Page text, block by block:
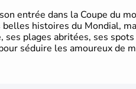
entrée dans la Coupe du
belles histoires du Mondial,
ses plages abritées, ses
séduire les amoureux de